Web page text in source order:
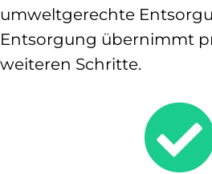
umweltgerechte
Entsorgung übernimmt
weiteren Schritte.